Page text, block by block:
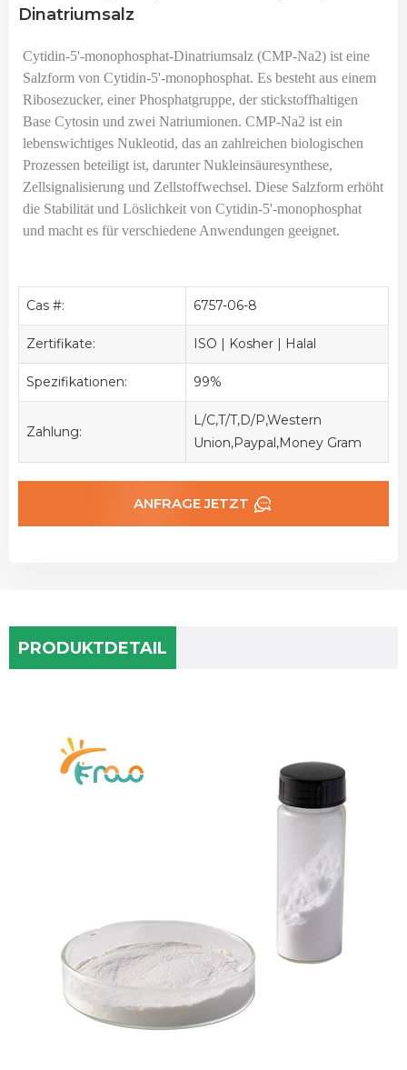
Dinatriumsalz
Cytidin-5'-monophosphat-Dinatriumsalz (CMP-Na2) ist eine
Salzform von Cytidin-5'-monophosphat. Es besteht aus einem
Ribosezucker, einer Phosphatgruppe, der stickstoffhaltigen
Base Cytosin und zwei Natriumionen. CMP-Na2 ist ein
lebenswichtiges Nukleotid, das an zahlreichen biologischen
Prozessen beteiligt ist, darunter Nukleinsäuresynthese,
Zellsignalisierung und Zellstoffwechsel. Diese Salzform erhöht
die Stabilität und Löslichkeit von Cytidin-5'-monophosphat
und macht es für verschiedene Anwendungen geeignet.
Cas #: 6757-06-8
Zertifikate: ISO | Kosher | Halal
Spezifikationen: 99%
Zahlung:
L/C,T/T,D/P,Western
Union,Paypal,Money Gram
ANFRAGE JETZT
PRODUKTDETAIL